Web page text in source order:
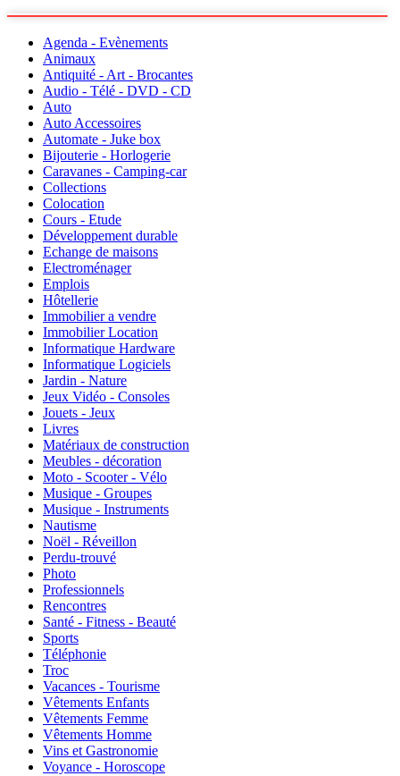
Agenda - Evènements
Animaux
Antiquité - Art - Brocantes
Audio - Télé - DVD - CD
Auto
Auto Accessoires
Automate - Juke box
Bijouterie - Horlogerie
Caravanes - Camping-car
Collections
Colocation
Cours - Etude
Développement durable
Echange de maisons
Electroménager
Emplois
Hôtellerie
Immobilier a vendre
Immobilier Location
Informatique Hardware
Informatique Logiciels
Jardin - Nature
Jeux Vidéo - Consoles
Jouets - Jeux
Livres
Matériaux de construction
Meubles - décoration
Moto - Scooter - Vélo
Musique - Groupes
Musique - Instruments
Nautisme
Noël - Réveillon
Perdu-trouvé
Photo
Professionnels
Rencontres
Santé - Fitness - Beauté
Sports
Téléphonie
Troc
Vacances - Tourisme
Vêtements Enfants
Vêtements Femme
Vêtements Homme
Vins et Gastronomie
Voyance - Horoscope